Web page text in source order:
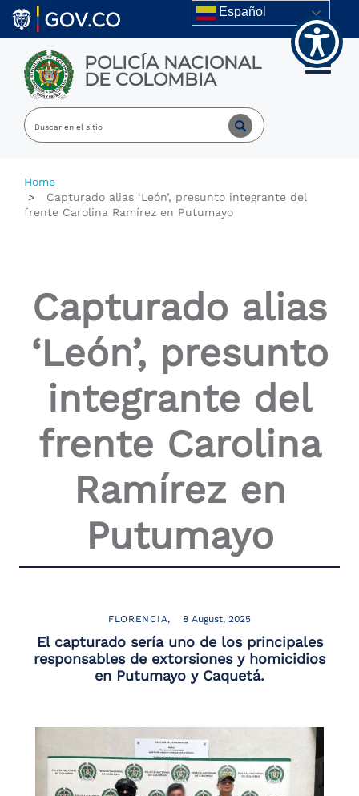
Welcome
All
Accessibility
screen
reader.
Accessibility
shortcut
Skip to main content Español
POLICÍA NACIONAL
DE COLOMBIA Toggle
Home
Capturado alias ‘León’, presunto integrante del
frente Carolina Ramírez en Putumayo
Capturado alias
‘León’, presunto
integrante del
frente Carolina
Ramírez en
Putumayo
FLORENCIA 8 August, 2025
El capturado sería uno de los principales
responsables de extorsiones y homicidios
en Putumayo y Caquetá.